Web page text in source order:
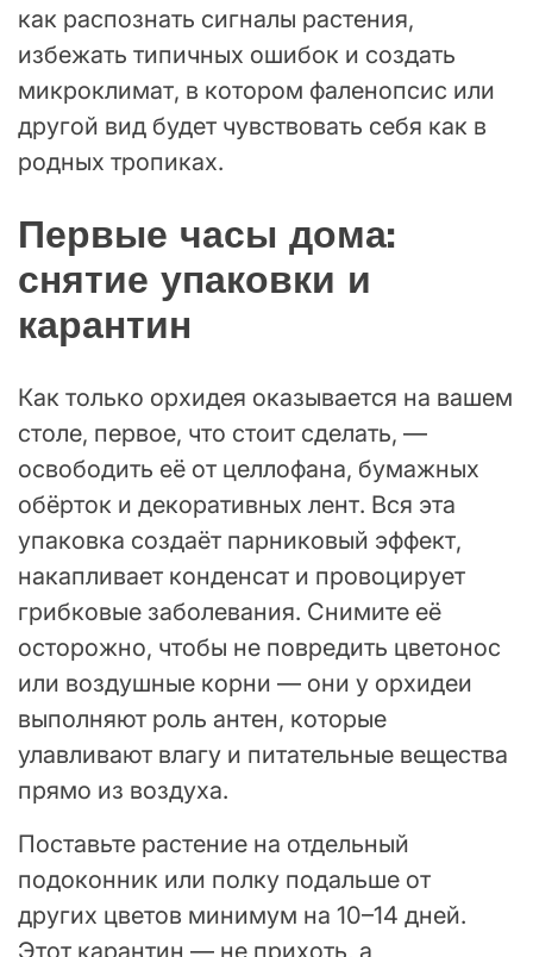
как распознать сигналы растения,
избежать типичных ошибок и создать
микроклимат, в котором фаленопсис или
другой вид будет чувствовать себя как в
родных тропиках.
Первые часы дома:
снятие упаковки и
карантин
Как только орхидея оказывается на вашем
столе, первое, что стоит сделать, —
освободить её от целлофана, бумажных
обёрток и декоративных лент. Вся эта
упаковка создаёт парниковый эффект,
накапливает конденсат и провоцирует
грибковые заболевания. Снимите её
осторожно, чтобы не повредить цветонос
или воздушные корни — они у орхидеи
выполняют роль антен, которые
улавливают влагу и питательные вещества
прямо из воздуха.
Поставьте растение на отдельный
подоконник или полку подальше от
других цветов минимум на 10–14 дней.
Этот карантин — не прихоть, а